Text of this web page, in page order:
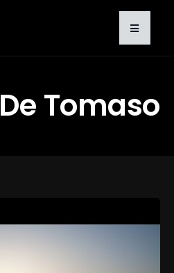
De Tomaso